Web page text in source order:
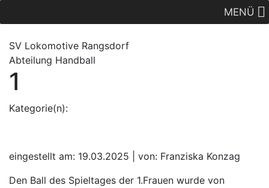
MENÜ
SV Lokomotive Rangsdorf
Abteilung Handball
1
Kategorie(n):
eingestellt am: 19.03.2025 | von: Franziska Konzag
Den Ball des Spieltages der 1.Frauen wurde von